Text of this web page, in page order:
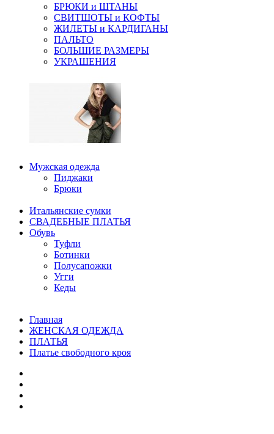
БРЮКИ и ШТАНЫ
СВИТШОТЫ и КОФТЫ
ЖИЛЕТЫ и КАРДИГАНЫ
ПАЛЬТО
БОЛЬШИЕ РАЗМЕРЫ
УКРАШЕНИЯ
Мужская одежда
Пиджаки
Брюки
Итальянские сумки
СВАДЕБНЫЕ ПЛАТЬЯ
Обувь
Туфли
Ботинки
Полусапожки
Угги
Кеды
Главная
ЖЕНСКАЯ ОДЕЖДА
ПЛАТЬЯ
Платье свободного кроя